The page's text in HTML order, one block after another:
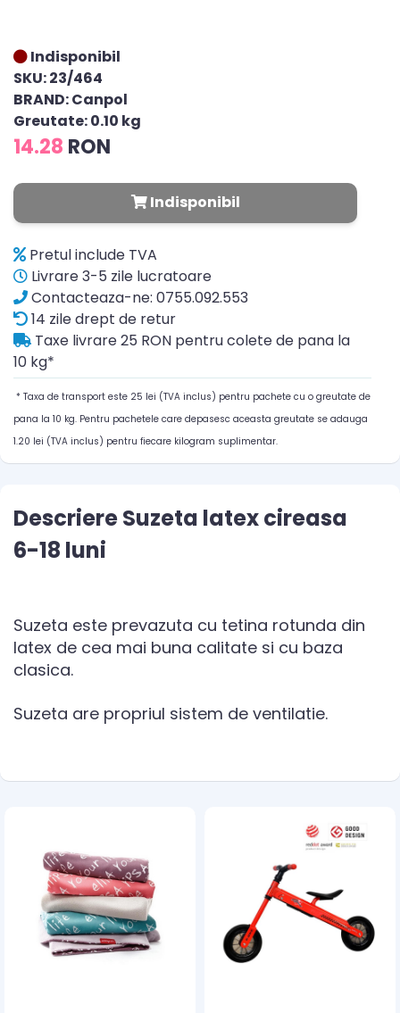
Indisponibil
SKU: 23/464
BRAND: Canpol
Greutate: 0.10 kg
14.28 RON
Indisponibil
Pretul include TVA
Livrare 3-5 zile lucratoare
Contacteaza-ne: 0755.092.553
14 zile drept de retur
Taxe livrare 25 RON pentru colete de pana la
10 kg*
* Taxa de transport este 25 lei (TVA inclus) pentru pachete cu o greutate de
pana la 10 kg. Pentru pachetele care depasesc aceasta greutate se adauga
1.20 lei (TVA inclus) pentru fiecare kilogram suplimentar.
Descriere Suzeta latex cireasa
6-18 luni
Suzeta este prevazuta cu tetina rotunda din
latex de cea mai buna calitate si cu baza
clasica.
Suzeta are propriul sistem de ventilatie.